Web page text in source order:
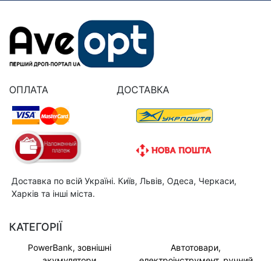
ОПЛАТА ДОСТАВКА
Доставка по всій Україні. Київ, Львів, Одеса, Черкаси,
Харків та інші міста.
КАТЕГОРІЇ
PowerBank, зовнішні
Автотовари,